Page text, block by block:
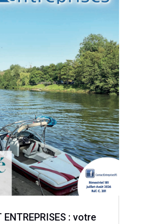
ENTREPRISES : votre